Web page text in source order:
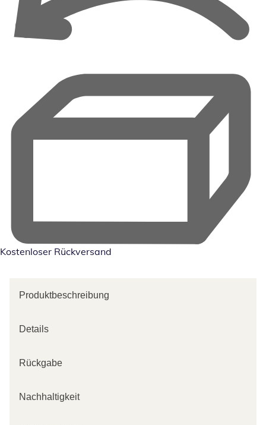
Kostenloser Rückversand
Produktbeschreibung
Details
Rückgabe
Nachhaltigkeit